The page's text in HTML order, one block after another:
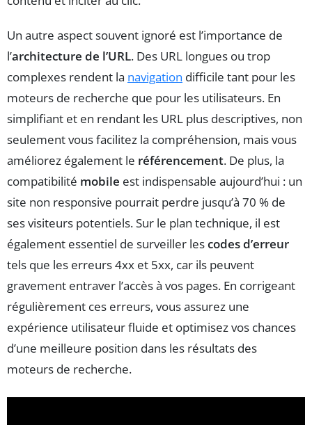
Un autre aspect souvent ignoré est l’importance de
l’architecture de l’URL. Des URL longues ou trop
complexes rendent la navigation difficile tant pour les
moteurs de recherche que pour les utilisateurs. En
simplifiant et en rendant les URL plus descriptives, non
seulement vous facilitez la compréhension, mais vous
améliorez également le référencement. De plus, la
compatibilité mobile est indispensable aujourd’hui : un
site non responsive pourrait perdre jusqu’à 70 % de
ses visiteurs potentiels. Sur le plan technique, il est
également essentiel de surveiller lescodes d’erreur
tels que les erreurs 4xx et 5xx, car ils peuvent
gravement entraver l’accès à vos pages. En corrigeant
régulièrement ces erreurs, vous assurez une
expérience utilisateur fluide et optimisez vos chances
d’une meilleure position dans les résultats des
moteurs de recherche.